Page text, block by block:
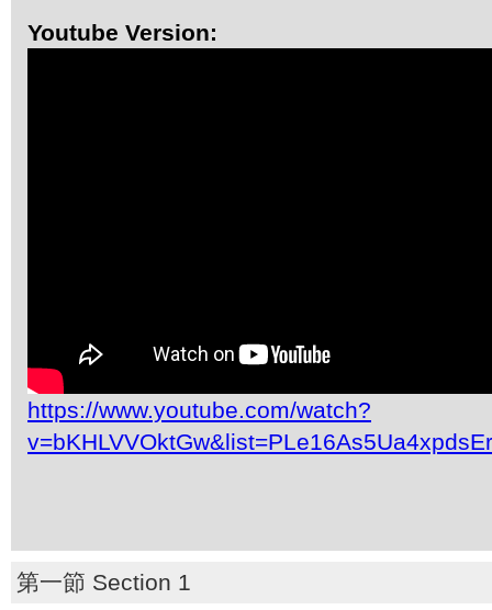
Youtube Version:
https://www.youtube.com/watch?
第一節 Section 1